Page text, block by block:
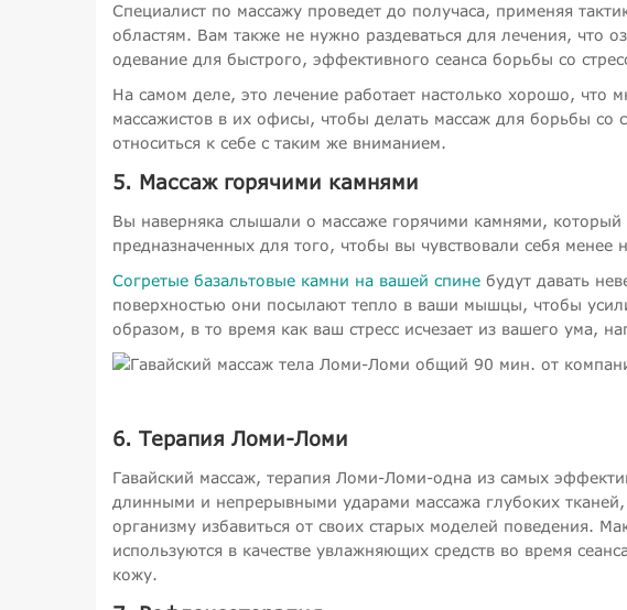
Специалист по массажу проведет до получаса, применяя
областям. Вам также не нужно раздеваться для лечения, что
одевание для быстрого, эффективного сеанса борьбы со
На самом деле, это лечение работает настолько хорошо, что
массажистов в их офисы, чтобы делать массаж для борьбы
относиться к себе с таким же вниманием.
5. Массаж горячими камнями
Вы наверняка слышали о массаже горячими камнями,
предназначенных для того, чтобы вы чувствовали себя менее
Согретые базальтовые камни на вашей спине будут давать
поверхностью они посылают тепло в ваши мышцы, чтобы
образом, в то время как ваш стресс исчезает из вашего ума,
6. Терапия Ломи-Ломи
Гавайский массаж, терапия Ломи-Ломи-одна из самых
длинными и непрерывными ударами массажа глубоких
организму избавиться от своих старых моделей поведения.
используются в качестве увлажняющих средств во время
кожу.